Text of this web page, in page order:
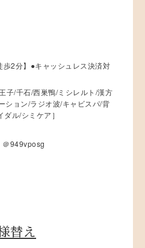
歩2分】●キャッシュレス決済対
子/千石/西巣鴨/ミシレルト/漢方
ション/ラジオ波/キャビスパ/背
ル/シミケア］
＠949vposg
替え